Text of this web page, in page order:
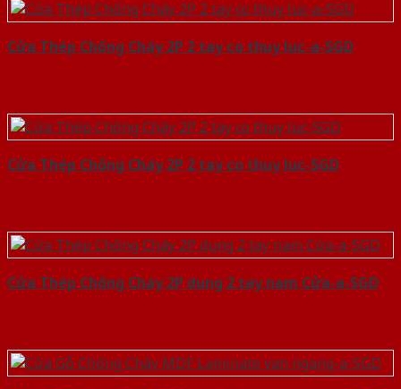
Cửa Thép Chống Cháy 2P 2 tay co thuy luc-a-SGD
Cửa Thép Chống Cháy 2P 2 tay co thuy luc-SGD
Cửa Thép Chống Cháy 2P dung 2 tay nam Cửa-a-SGD